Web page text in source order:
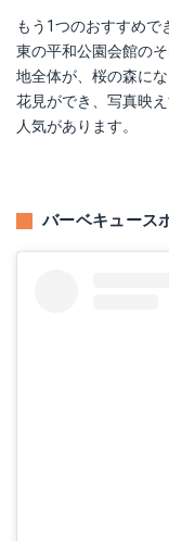
もう1つのおすすめで
東の平和公園会館の
地全体が、桜の森に
花見ができ、写真映
人気があります。
バーベキュース